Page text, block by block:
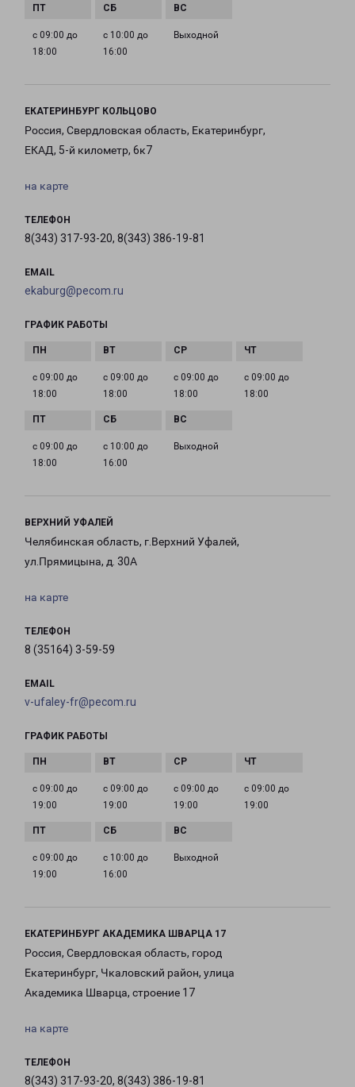
с 09:00 до
18:00
с 10:00 до
16:00
Выходной
ЕКАТЕРИНБУРГ КОЛЬЦОВО
Россия, Свердловская область, Екатеринбург,
ЕКАД, 5-й километр, 6к7
на карте
ТЕЛЕФОН
8(343) 317-93-20, 8(343) 386-19-81
EMAIL
ekaburg@pecom.ru
ГРАФИК РАБОТЫ
с 09:00 до
18:00
с 09:00 до
18:00
с 09:00 до
18:00
с 09:00 до
18:00
с 09:00 до
18:00
с 10:00 до
16:00
Выходной
ВЕРХНИЙ УФАЛЕЙ
Челябинская область, г.Верхний Уфалей,
ул.Прямицына, д. 30А
на карте
ТЕЛЕФОН
8 (35164) 3-59-59
EMAIL
v-ufaley-fr@pecom.ru
ГРАФИК РАБОТЫ
с 09:00 до
19:00
с 09:00 до
19:00
с 09:00 до
19:00
с 09:00 до
19:00
с 09:00 до
19:00
с 10:00 до
16:00
Выходной
ЕКАТЕРИНБУРГ АКАДЕМИКА ШВАРЦА 17
Россия, Свердловская область, город
Екатеринбург, Чкаловский район, улица
Академика Шварца, строение 17
на карте
ТЕЛЕФОН
8(343) 317-93-20, 8(343) 386-19-81